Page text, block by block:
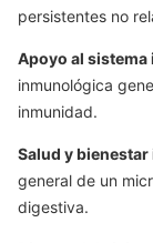
persistentes no
Apoyo al
inmunológica
inmunidad.
Salud y
general de un
digestiva.